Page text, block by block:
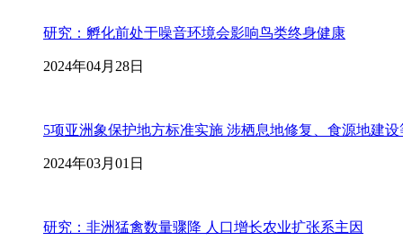
研究：孵化前处于噪音环境会影响鸟类终身健康
2024年04月28日
5项亚洲象保护地方标准实施 涉栖息地修复、食源地建设
2024年03月01日
研究：非洲猛禽数量骤降 人口增长农业扩张系主因